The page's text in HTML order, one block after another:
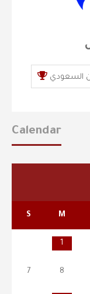
السعودي
Calendar
S M
1
7 8